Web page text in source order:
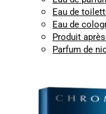
Eau de
Eau de
Produit
Parfum de